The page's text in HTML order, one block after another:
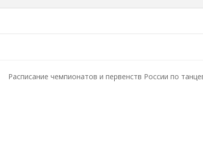
Расписание чемпионатов и первенств России по